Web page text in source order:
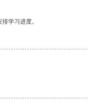
学习进度。